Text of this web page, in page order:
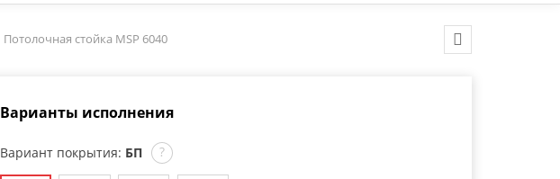
Потолочная стойка MSP 6040
Варианты исполнения
Вариант покрытия: БП ?